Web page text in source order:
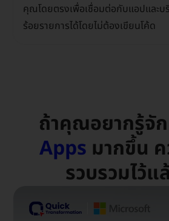
คุณโดยตรงเพื่อเชื่อมต่อกับแอปและ
ร้อยรายการได้โดยไม่ต้องเขียนโค้ด
ถ้าคุณอยากรู้จัก
Apps มากขึ้น
รวบรวมไว้แ